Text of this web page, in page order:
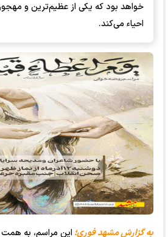
خواهد بود که یکی از عظیم‌ترین و
احیاء می‌کند.
به گزارش مشهد فوری؛ این مراسم، به